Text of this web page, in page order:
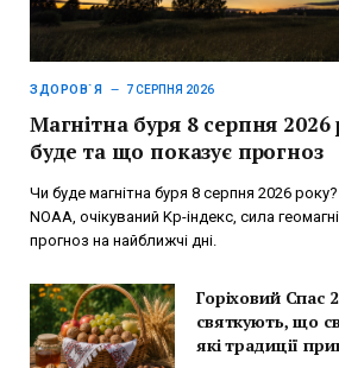
ЗДОРОВ`Я 7 СЕРПНЯ 2026
Магнітна буря 8 серпня 2026
буде та що показує прогноз
Чи буде магнітна буря 8 серпня 2026
NOAA, очікуваний Kp-індекс, сила
прогноз на найближчі дні.
Горіховий Спас
святкують, що
які традиції